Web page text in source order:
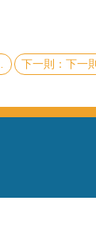
下一則:【